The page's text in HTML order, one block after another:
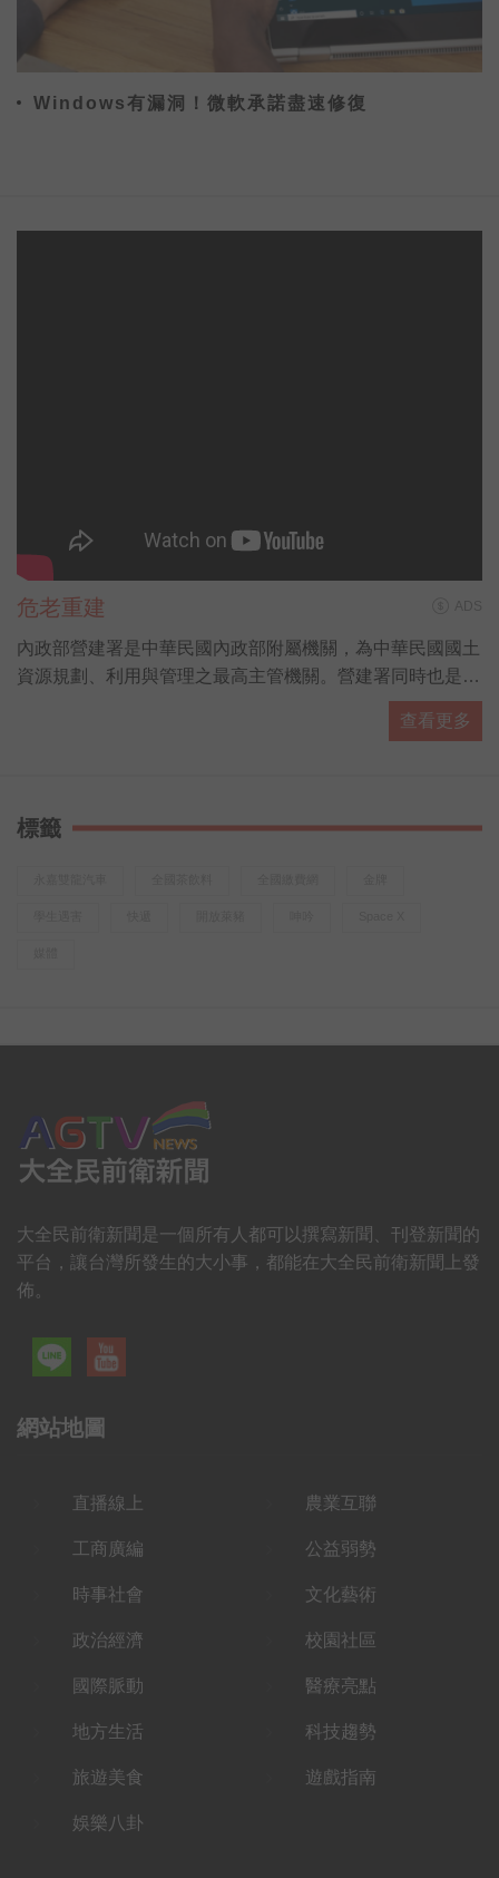
Windows有漏洞！微軟承諾盡速修復
危老重建
內政部營建署是中華民國內政部附屬機關，為中華民國國土
資源規劃、利用與管理之最高主管機關。營建署同時也是各
國家公園的主管機關，由國家公園組負責掌管。
查看更多
標籤
大全民前衛新聞是一個所有人都可以撰寫新聞、刊登新聞的
平台，讓台灣所發生的大小事，都能在大全民前衛新聞上發
佈。
網站地圖
直播線上
工商廣編
時事社會
政治經濟
國際脈動
地方生活
旅遊美食
娛樂八卦
農業互聯
公益弱勢
文化藝術
校園社區
醫療亮點
科技趨勢
遊戲指南